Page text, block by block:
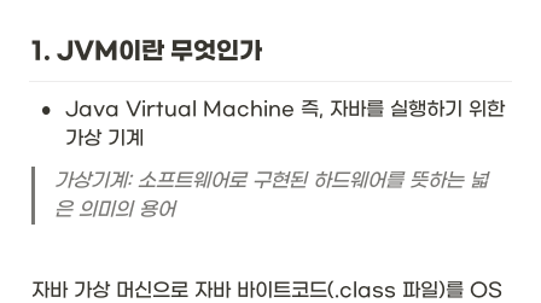
their software on GitHub -
the largest and most
platform in the world.
1. JVM이란 무엇인가
•
Java Virtual Machine 즉, 자바를 실행하기 위한
가상 기계
가상기계: 소프트웨어로 구현된 하드웨어를 뜻하는 넓
은 의미의 용어
자바 가상 머신으로 자바 바이트코드(.class 파일)를 OS